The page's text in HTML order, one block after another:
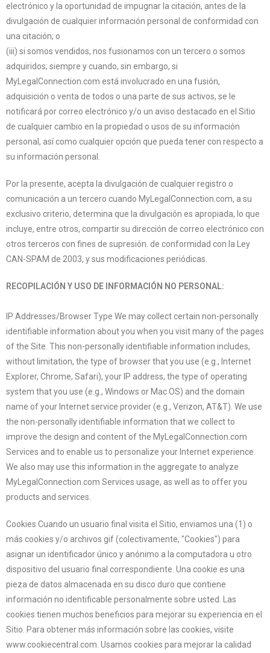
electrónico y la oportunidad de impugnar la citación, antes de la
divulgación de cualquier información personal de conformidad con
una citación; o
(iii) si somos vendidos, nos fusionamos con un tercero o somos
adquiridos; siempre y cuando, sin embargo, si
MyLegalConnection.com está involucrado en una fusión,
adquisición o venta de todos o una parte de sus activos, se le
notificará por correo electrónico y/o un aviso destacado en el Sitio
de cualquier cambio en la propiedad o usos de su información
personal, así como cualquier opción que pueda tener con respecto a
su información personal.
Por la presente, acepta la divulgación de cualquier registro o
comunicación a un tercero cuando MyLegalConnection.com, a su
exclusivo criterio, determina que la divulgación es apropiada, lo que
incluye, entre otros, compartir su dirección de correo electrónico con
otros terceros con fines de supresión. de conformidad con la Ley
CAN-SPAM de 2003, y sus modificaciones periódicas.
RECOPILACIÓN Y USO DE INFORMACIÓN NO PERSONAL:
IP Addresses/Browser Type We may collect certain non-personally
identifiable information about you when you visit many of the pages
of the Site. This non-personally identifiable information includes,
without limitation, the type of browser that you use (e.g., Internet
Explorer, Chrome, Safari), your IP address, the type of operating
system that you use (e.g., Windows or Mac OS) and the domain
name of your Internet service provider (e.g., Verizon, AT&T). We use
the non-personally identifiable information that we collect to
improve the design and content of the MyLegalConnection.com
Services and to enable us to personalize your Internet experience.
We also may use this information in the aggregate to analyze
MyLegalConnection.com Services usage, as well as to offer you
products and services.
Cookies Cuando un usuario final visita el Sitio, enviamos una (1) o
más cookies y/o archivos gif (colectivamente, "Cookies") para
asignar un identificador único y anónimo a la computadora u otro
dispositivo del usuario final correspondiente. Una cookie es una
pieza de datos almacenada en su disco duro que contiene
información no identificable personalmente sobre usted. Las
cookies tienen muchos beneficios para mejorar su experiencia en el
Sitio. Para obtener más información sobre las cookies, visite
www.cookiecentral.com. Usamos cookies para mejorar la calidad